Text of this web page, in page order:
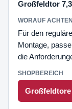
Großfeldtor
Für den
Montage,
die
Großfeldtore